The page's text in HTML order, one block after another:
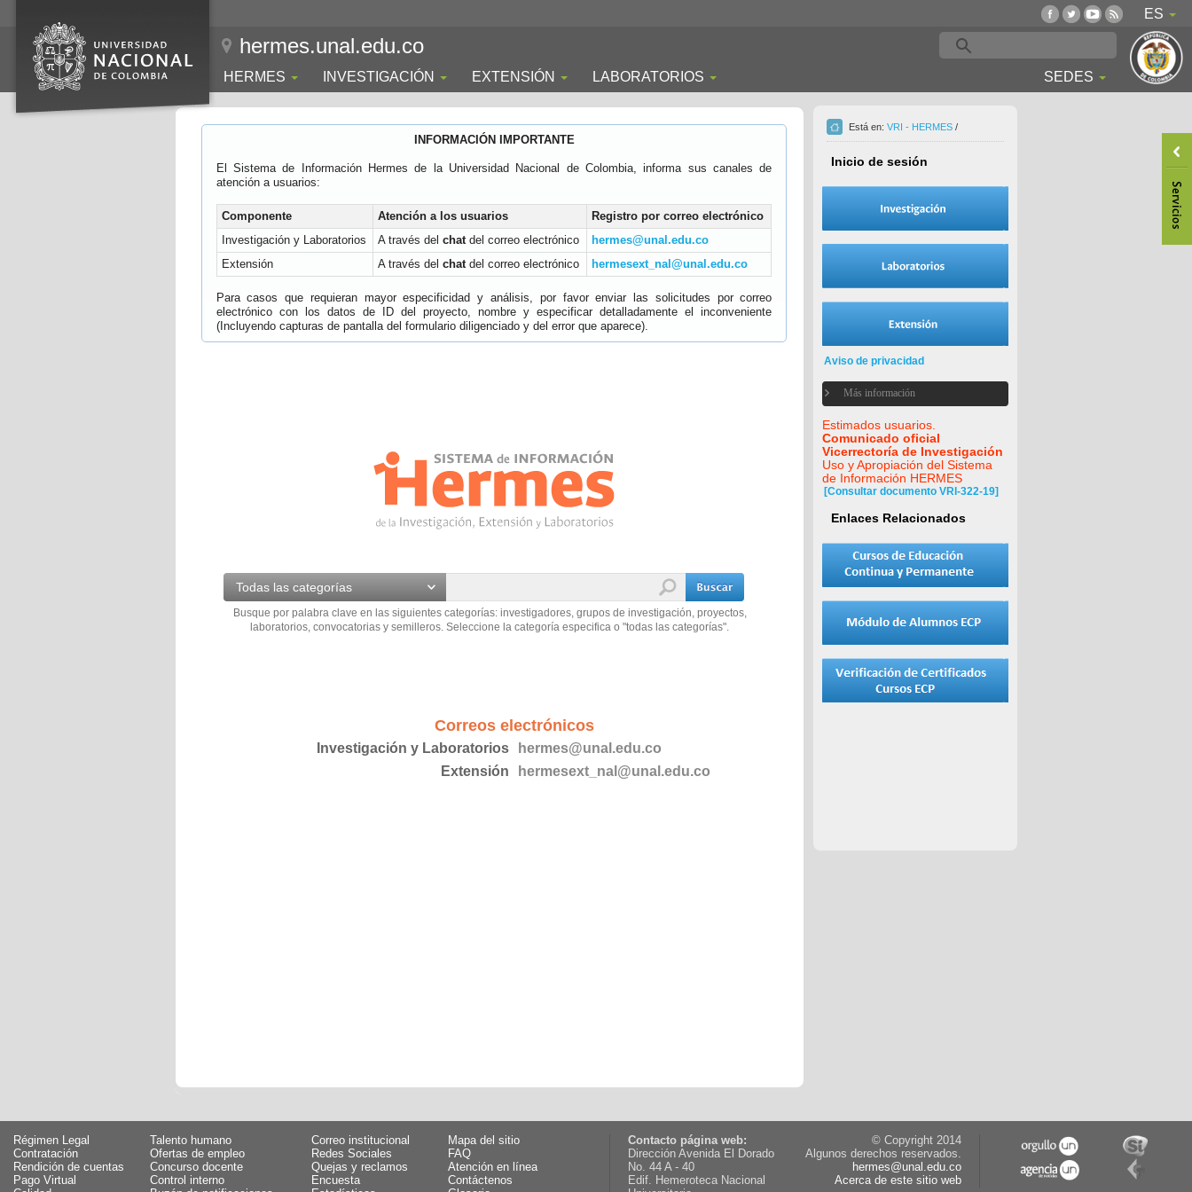
ES
hermes.unal.edu.co
HERMES INVESTIGACIÓN EXTENSIÓN LABORATORIOS SEDES
INFORMACIÓN IMPORTANTE
El Sistema de Información Hermes de la Universidad Nacional de Colombia, informa sus canales de
atención a usuarios:
Componente Atención a los usuarios
Registro por correo electrónico
Investigación y Laboratorios
A través del chatdel correo electrónico
hermes@unal.edu.co
Extensión
A través del chatdel correo electrónico hermesext_nal@unal.edu.co
Para casos que requieran mayor especificidad y análisis, por favor enviar las solicitudes por correo
electrónico con los datos de ID del proyecto, nombre y especificar detalladamente el inconveniente
(Incluyendo capturas de pantalla del formulario diligenciado y del error que aparece).
Todas las categorías
Busque por palabra clave en las siguientes categorías: investigadores, grupos de investigación, proyectos,
laboratorios, convocatorias y semilleros. Seleccione la categoría especifica o "todas las categorías".
Correos electrónicos
Investigación y Laboratorios
hermes@unal.edu.co
Extensión
hermesext_nal@unal.edu.co
Está en: VRI - HERMES /
Inicio de sesión
Aviso de privacidad
Más información
Estimados usuarios.
Comunicado oficial
Vicerrectoría de Investigación
Uso y Apropiación del Sistema
de Información HERMES
[Consultar documento VRI-322-19]
Enlaces Relacionados
Régimen Legal
Talento humano
Contratación
Ofertas de empleo
Rendición de cuentas
Concurso docente
Pago Virtual
Control interno
Correo institucional
Mapa del sitio
Redes Sociales
FAQ
Quejas y reclamos
Atención en línea
Encuesta
Contáctenos
Contacto página web:
Dirección Avenida El Dorado
No. 44 A - 40
Edif. Hemeroteca Nacional
© Copyright 2014
Algunos derechos reservados.
hermes@unal.edu.co
Acerca de este sitio web